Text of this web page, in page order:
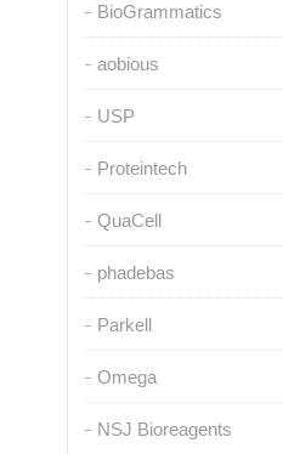
BioGrammatics
aobious
USP
Proteintech
QuaCell
phadebas
Parkell
Omega
NSJ Bioreagents